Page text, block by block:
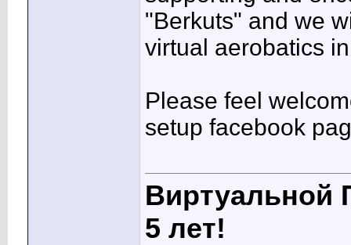
"Berkuts" and we
virtual aerobatics
Please feel
setup facebook
Виртуальной
5 лет!